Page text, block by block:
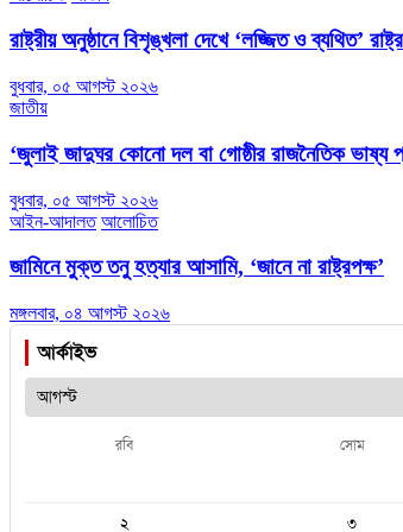
রাষ্ট্রীয় অনুষ্ঠানে বিশৃঙ্খলা দেখে ‘লজ্জিত ও ব্যথিত’
বুধবার, ০৫ আগস্ট ২০২৬
জাতীয়
‘জুলাই জাদুঘর কোনো দল বা গোষ্ঠীর রাজনৈতিক ভাষ্য
বুধবার, ০৫ আগস্ট ২০২৬
আইন-আদালত আলোচিত
জামিনে মুক্ত তনু হত্যার আসামি, ‘জানে না রাষ্ট্রপক্ষ’
মঙ্গলবার, ০৪ আগস্ট ২০২৬
আর্কাইভ
রবি সোম
২
৩